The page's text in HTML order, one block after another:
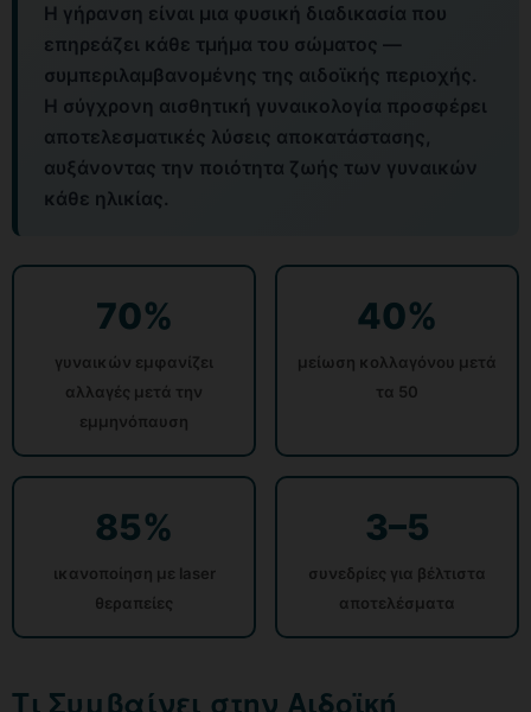
Η γήρανση είναι μια φυσική διαδικασία που
επηρεάζει κάθε τμήμα του σώματος —
συμπεριλαμβανομένης της αιδοϊκής περιοχής.
Η σύγχρονη αισθητική γυναικολογία προσφέρει
αποτελεσματικές λύσεις αποκατάστασης,
αυξάνοντας την ποιότητα ζωής των γυναικών
κάθε ηλικίας.
70%
γυναικών εμφανίζει
αλλαγές μετά την
εμμηνόπαυση
40%
μείωση κολλαγόνου μετά
τα 50
85%
ικανοποίηση με laser
θεραπείες
3–5
συνεδρίες για βέλτιστα
αποτελέσματα
Τι Συμβαίνει στην Αιδοϊκή